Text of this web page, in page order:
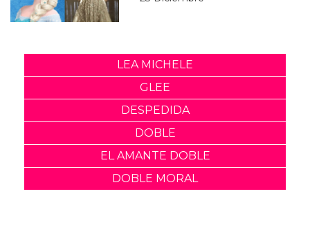
LEA MICHELE
GLEE
DESPEDIDA
DOBLE
EL AMANTE DOBLE
DOBLE MORAL